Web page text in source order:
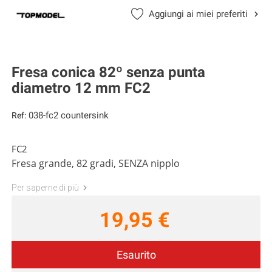
Aggiungi ai miei preferiti
Fresa conica 82º senza punta
diametro 12 mm FC2
Ref: 038-fc2 countersink
FC2
Fresa grande, 82 gradi, SENZA nipplo
Per saperne di più
19,95 €
Esaurito